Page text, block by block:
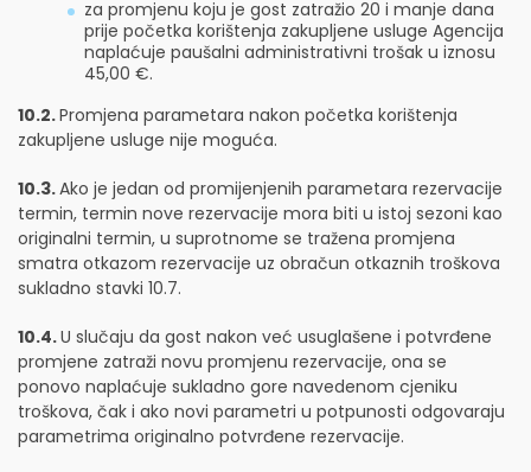
za promjenu koju je gost zatražio 20 i manje dana
prije početka korištenja zakupljene usluge Agencija
naplaćuje paušalni administrativni trošak u iznosu
45,00 €.
10.2.Promjena parametara nakon početka korištenja
zakupljene usluge nije moguća.
10.3.Ako je jedan od promijenjenih parametara rezervacije
termin, termin nove rezervacije mora biti u istoj sezoni kao
originalni termin, u suprotnome se tražena promjena
smatra otkazom rezervacije uz obračun otkaznih troškova
sukladno stavki 10.7.
10.4.U slučaju da gost nakon već usuglašene i potvrđene
promjene zatraži novu promjenu rezervacije, ona se
ponovo naplaćuje sukladno gore navedenom cjeniku
troškova, čak i ako novi parametri u potpunosti odgovaraju
parametrima originalno potvrđene rezervacije.